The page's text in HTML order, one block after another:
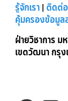
รู้จักเรา|ติดต่อ
คุ้มครองข้อมูล
ฝ่ายวิชาการ ม
เขตวัฒนา กรุง